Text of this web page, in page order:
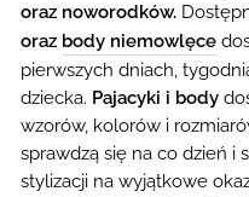
oraz noworodków.
oraz body niemowlęce
pierwszych dniach,
dziecka. Pajacyki i body
wzorów, kolorów i
sprawdzą się na co dzień i
stylizacji na wyjątkowe